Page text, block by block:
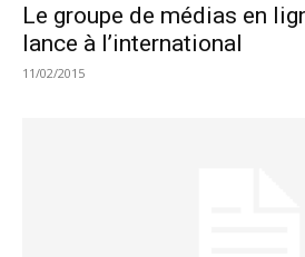
Le groupe de médias en
lance à l’international
11/02/2015